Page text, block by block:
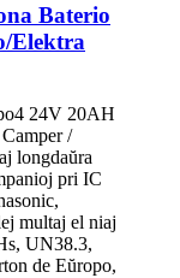
Baterio
Elektra
24V 20AH
/
longdaŭra
pri IC
multaj el niaj
UN38.3,
de Eŭropo,